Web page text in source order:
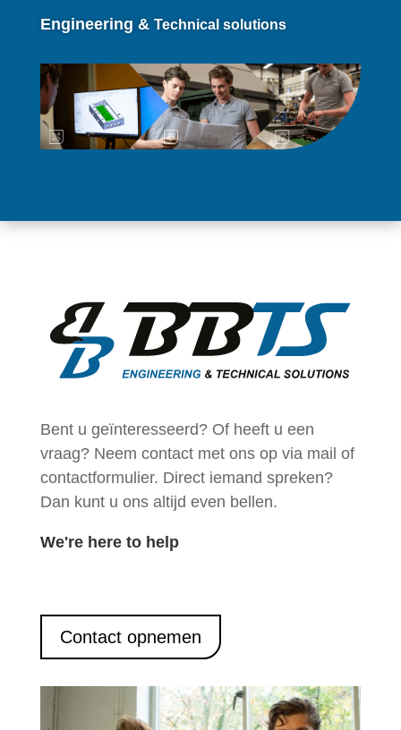
Engineering & Technical solutions
Bent u geïnteresseerd? Of heeft u een
vraag? Neem contact met ons op via mail of
contactformulier. Direct iemand spreken?
Dan kunt u ons altijd even bellen.
We're here to help
Contact opnemen